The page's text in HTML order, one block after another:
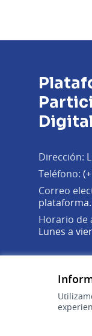
Dirección:
Teléfono:
Correo
Horario de
Lunes a
(Enlace(Enlace